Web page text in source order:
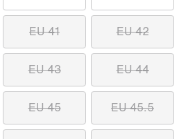
EU 41 EU 42
EU 43 EU 44
EU 45 EU 45.5